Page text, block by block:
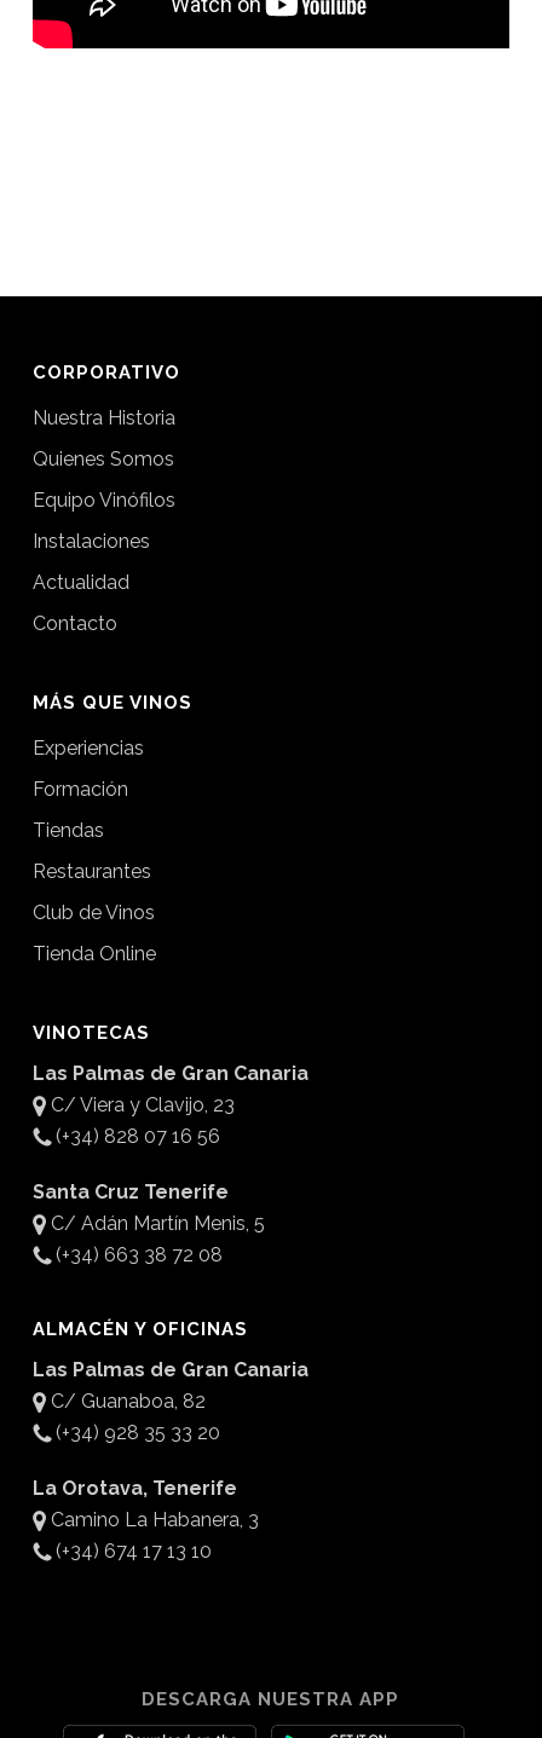
CORPORATIVO
Nuestra Historia
Quienes Somos
Equipo Vinófilos
Instalaciones
Actualidad
Contacto
MÁS QUE VINOS
Experiencias
Formación
Tiendas
Restaurantes
Club de Vinos
Tienda Online
VINOTECAS
Las Palmas de Gran Canaria
C/ Viera y Clavijo, 23
(+34) 828 07 16 56
Santa Cruz Tenerife
C/ Adán Martín Menis, 5
(+34) 663 38 72 08
ALMACÉN Y OFICINAS
Las Palmas de Gran Canaria
C/ Guanaboa, 82
(+34) 928 35 33 20
La Orotava, Tenerife
Camino La Habanera, 3
(+34) 674 17 13 10
DESCARGA NUESTRA APP